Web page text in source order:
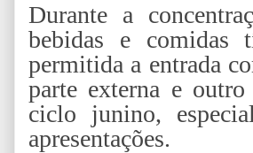
Durante a
bebidas e comidas
permitida a entrada
parte externa e
ciclo junino,
apresentações.